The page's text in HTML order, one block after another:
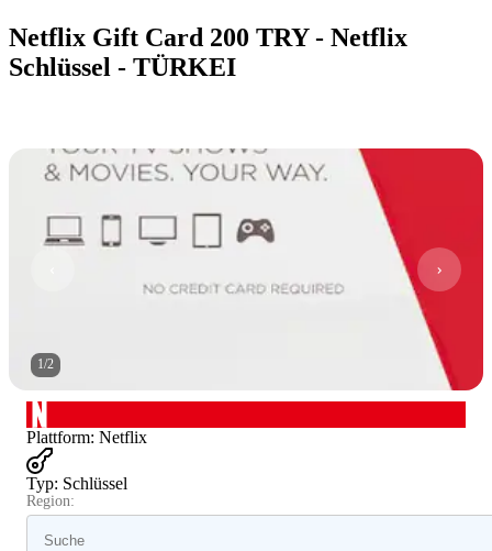
Netflix Gift Card 200 TRY - Netflix
Schlüssel - TÜRKEI
1/2
Plattform: Netflix
Typ: Schlüssel
Region: